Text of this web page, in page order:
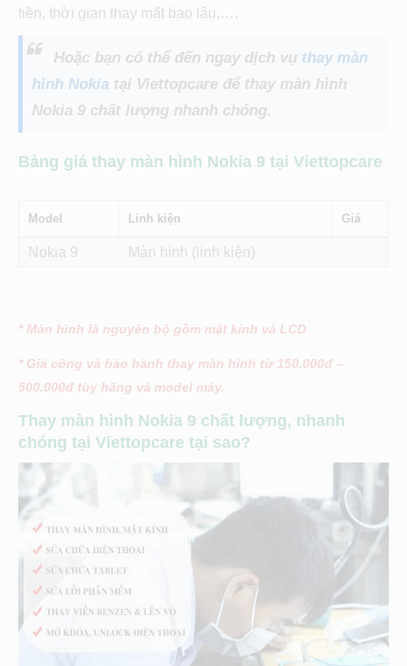
tiền, thời gian thay mất bao lâu,….
Hoặc bạn có thể đến ngay dịch vụ thay màn
hình Nokia tại Viettopcare để thay màn hình
Nokia 9 chất lượng nhanh chóng.
Bảng giá thay màn hình Nokia 9 tại Viettopcare
Model Linh kiện Giá
Nokia 9 Màn hình (linh kiện)
* Màn hình là nguyên bộ gồm mặt kính và LCD
* Giá công và bảo hành thay màn hình từ 150.000đ –
500.000đ tùy hãng và model máy.
Thay màn hình Nokia 9 chất lượng, nhanh
chóng tại Viettopcare tại sao?